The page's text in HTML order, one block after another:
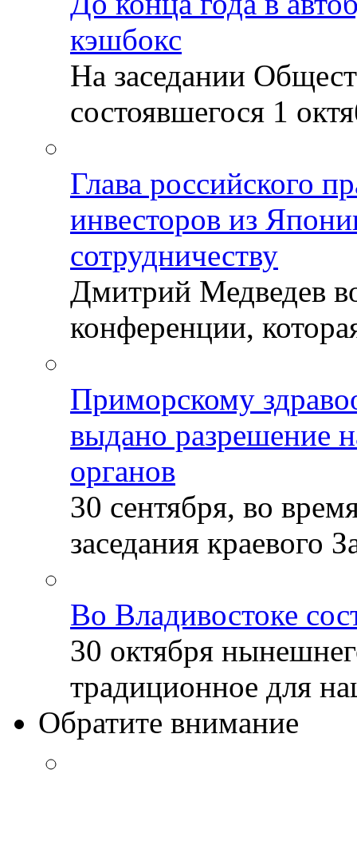
кэшбокс
На заседании
состоявшегося 1
Глава российского
инвесторов из
сотрудничеству
Дмитрий Медведев
конференции,
Приморскому
выдано разрешение
органов
30 сентября, во
заседания краевого
Во Владивостоке
30 октября
традиционное для
Обратите внимание